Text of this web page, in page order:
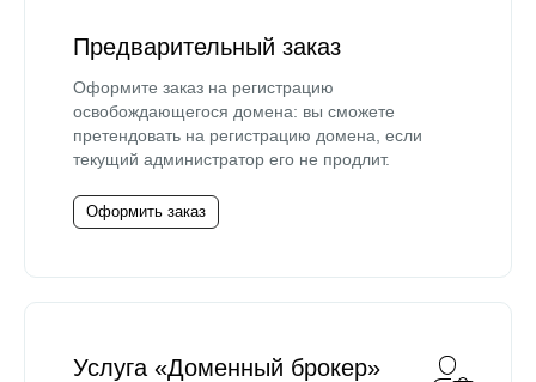
Предварительный заказ
Оформите заказ на регистрацию
освобождающегося домена: вы сможете
претендовать на регистрацию домена, если
текущий администратор его не продлит.
Оформить заказ
Услуга «Доменный брокер»